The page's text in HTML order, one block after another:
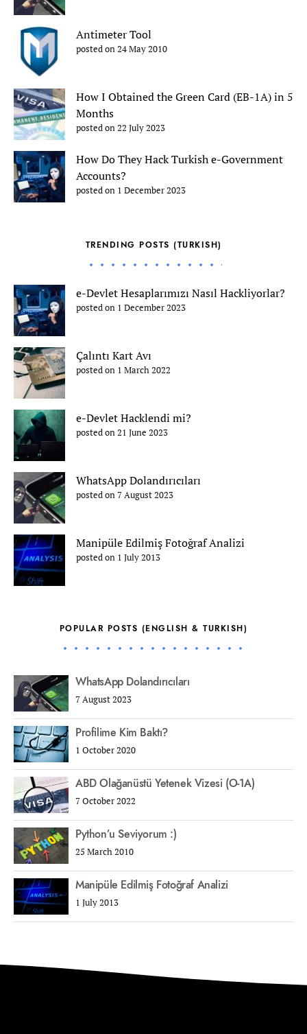
Antimeter Tool
posted on 24 May 2010
How I Obtained the Green Card (EB-1A) in 5
Months
posted on 22 July 2023
How Do They Hack Turkish e-Government
Accounts?
posted on 1 December 2023
TRENDING POSTS (TURKISH)
e-Devlet Hesaplarımızı Nasıl Hackliyorlar?
posted on 1 December 2023
Çalıntı Kart Avı
posted on 1 March 2022
e-Devlet Hacklendi mi?
posted on 21 June 2023
WhatsApp Dolandırıcıları
posted on 7 August 2023
Manipüle Edilmiş Fotoğraf Analizi
posted on 1 July 2013
POPULAR POSTS (ENGLISH & TURKISH)
WhatsApp Dolandırıcıları
7 August 2023
Profilime Kim Baktı?
1 October 2020
ABD Olağanüstü Yetenek Vizesi (O-1A)
7 October 2022
Python’u Seviyorum :)
25 March 2010
Manipüle Edilmiş Fotoğraf Analizi
1 July 2013